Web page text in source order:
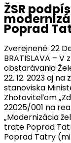
ŽSR
Poprad
Zverejnené: 22
BRATISLAVA –
obstarávania
22. 12. 2023 aj
stanoviska
Zhotoviteľom
22025/001 na
„Modernizácia
trate Poprad
Poprad Tatry